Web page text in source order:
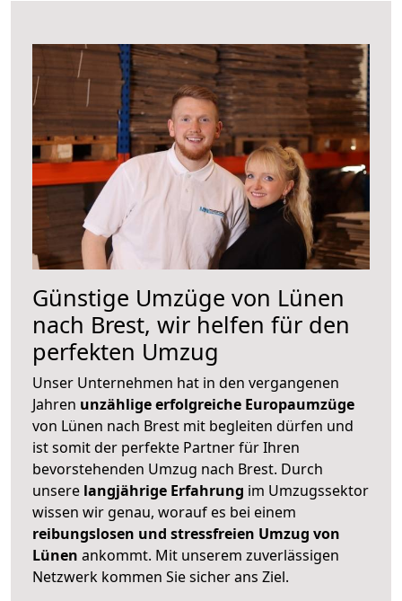
Günstige Umzüge von Lünen
nach Brest, wir helfen für den
perfekten Umzug
Unser Unternehmen hat in den vergangenen
Jahren unzählige erfolgreiche Europaumzüge
von Lünen nach Brest mit begleiten dürfen und
ist somit der perfekte Partner für Ihren
bevorstehenden Umzug nach Brest. Durch
unsere langjährige Erfahrung im Umzugssektor
wissen wir genau, worauf es bei einem
reibungslosen und stressfreien Umzug von
Lünen ankommt. Mit unserem zuverlässigen
Netzwerk kommen Sie sicher ans Ziel.